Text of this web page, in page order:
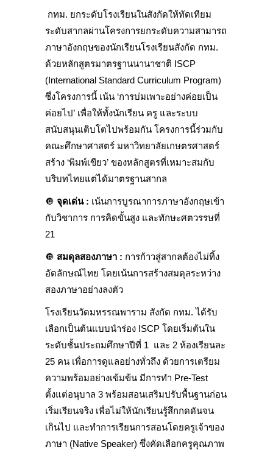
กทม. ยกระดับโรงเรียนในสังกัดให้ทัดเทียม
ระดับสากลผ่านโครงการยกระดับความสามารถ
ภาษาอังกฤษของนักเรียนโรงเรียนสังกัด กทม.
ด้วยหลักสูตรมาตรฐานนานาชาติ ISCP
(International Standard Curriculum Program)
ซึ่งโครงการนี้ เน้น ‘การบ่มเพาะอย่างค่อยเป็น
ค่อยไป’ เพื่อให้ทั้งนักเรียน ครู และระบบ
สนับสนุนเติบโตไปพร้อมกัน โครงการนี้ร่วมกับ
คณะศึกษาศาสตร์ มหาวิทยาลัยเกษตรศาสตร์
สร้าง ‘พิมพ์เขียว’ ของหลักสูตรที่เหมาะสมกับ
บริบทไทยแต่ได้มาตรฐานสากล
🔘 จุดเด่น : เน้นการบูรณาการภาษาอังกฤษเข้า
กับวิชาการ การคิดขั้นสูง และทักษะศตวรรษที่
21
🔘 สมดุลสองภาษา : การก้าวสู่สากลต้องไม่ทิ้ง
อัตลักษณ์ไทย โดยเน้นการสร้างสมดุลระหว่าง
สองภาษาอย่างลงตัว
โรงเรียนวัดมหรรณพาราม สังกัด กทม. ได้รับ
เลือกเป็นต้นแบบนำร่อง ISCP โดยเริ่มต้นใน
ระดับชั้นประถมศึกษาปีที่ 1 และ 2 ห้องเรียนละ
25 คน เพื่อการดูแลอย่างทั่วถึง ด้วยการเตรียม
ความพร้อมอย่างเข้มข้น มีการทำ Pre-Test
ตั้งแต่อนุบาล 3 พร้อมสอนเสริมปรับพื้นฐานก่อน
เริ่มเรียนจริง เพื่อไม่ให้นักเรียนรู้สึกกดดันจน
เกินไป และทำการเรียนการสอนโดยครูเจ้าของ
ภาษา (Native Speaker) ซึ่งคัดเลือกครูคุณภาพ